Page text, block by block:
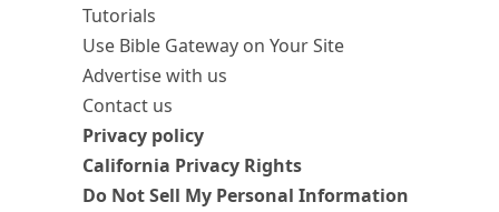
Tutorials
Use Bible Gateway on Your Site
Advertise with us
Contact us
Privacy policy
California Privacy Rights
Do Not Sell My Personal Information